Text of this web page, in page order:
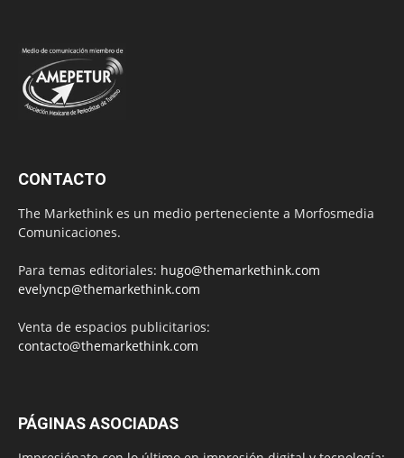
CONTACTO
The Markethink es un medio perteneciente a Morfosmedia
Comunicaciones.
Para temas editoriales: hugo@themarkethink.com
evelyncp@themarkethink.com
Venta de espacios publicitarios:
contacto@themarkethink.com
PÁGINAS ASOCIADAS